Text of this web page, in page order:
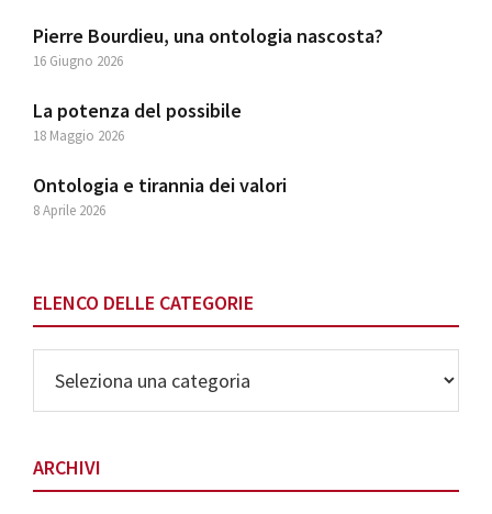
Pierre Bourdieu, una ontologia nascosta?
16 Giugno 2026
La potenza del possibile
18 Maggio 2026
Ontologia e tirannia dei valori
8 Aprile 2026
ELENCO DELLE CATEGORIE
delle
Categorie
ARCHIVI